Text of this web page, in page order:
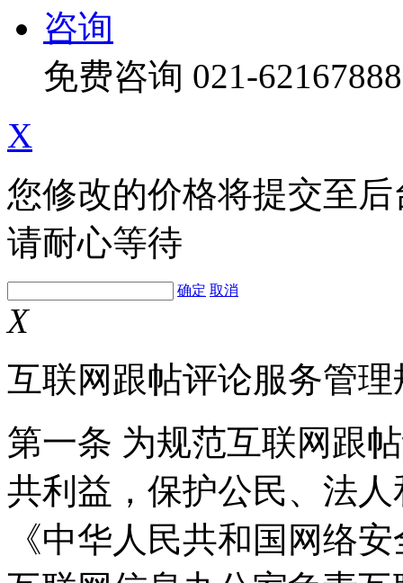
咨询
免费咨询 021-62167888
X
您修改的价格将提交至
请耐心等待
确定 取消
X
互联网跟帖评论服务管理
第一条 为规范互联网跟
共利益，保护公民、法
《中华人民共和国网络